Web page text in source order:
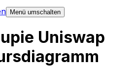
Menü umschalten
Uniswap